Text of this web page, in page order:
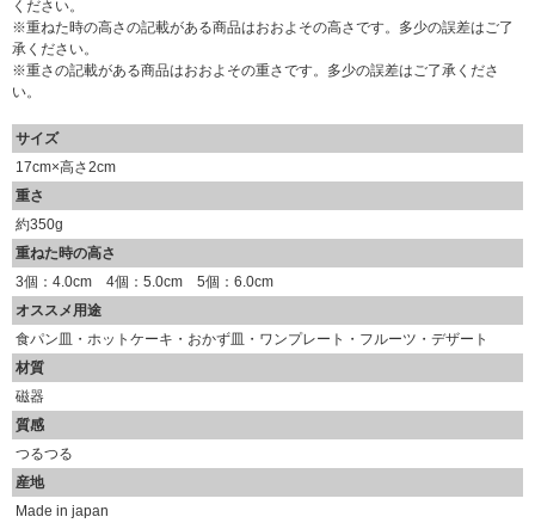
ください。
※重ねた時の高さの記載がある商品はおおよその高さです。多少の誤差はご了
承ください。
※重さの記載がある商品はおおよその重さです。多少の誤差はご了承くださ
い。
サイズ
17cm×高さ2cm
重さ
約350g
重ねた時の高さ
3個：4.0cm 4個：5.0cm 5個：6.0cm
オススメ用途
食パン皿・ホットケーキ・おかず皿・ワンプレート・フルーツ・デザート
材質
磁器
質感
つるつる
産地
Made in japan